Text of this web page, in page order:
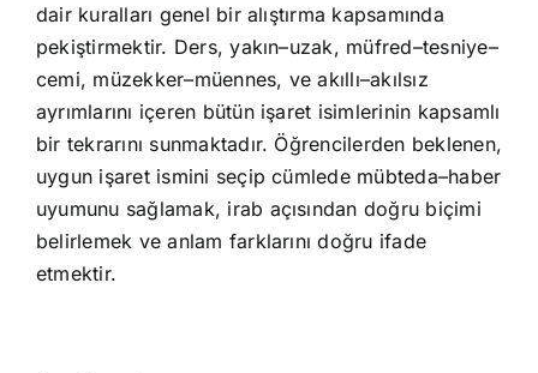
dair kuralları genel bir alıştırma kapsamında
pekiştirmektir. Ders, yakın–uzak, müfred–tesniye–
cemi, müzekker–müennes, ve akıllı–akılsız
ayrımlarını içeren bütün işaret isimlerinin kapsamlı
bir tekrarını sunmaktadır. Öğrencilerden beklenen,
uygun işaret ismini seçip cümlede mübteda–haber
uyumunu sağlamak, irab açısından doğru biçimi
belirlemek ve anlam farklarını doğru ifade
etmektir.